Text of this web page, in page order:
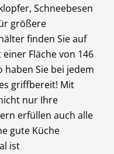
Schneebesen
größere
finden Sie auf
Fläche von 146
haben Sie bei jedem
griffbereit! Mit
nur Ihre
erfüllen auch alle
gute Küche
ist